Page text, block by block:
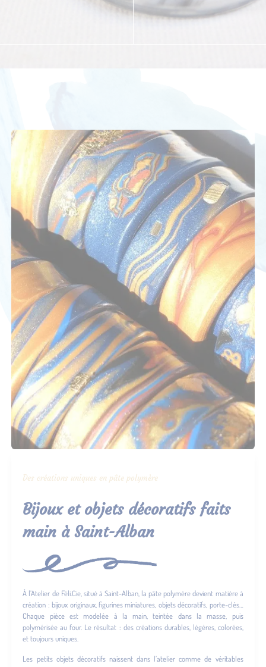
Des créations uniques en pâte polymère
Bijoux et objets décoratifs faits
main à Saint-Alban
À l’Atelier de Féli.Cie, situé à Saint-Alban, la pâte polymère devient matière à
création : bijoux originaux, figurines miniatures, objets décoratifs, porte-clés…
Chaque pièce est modelée à la main, teintée dans la masse, puis
polymérisée au four. Le résultat : des créations durables, légères, colorées,
et toujours uniques.
Les petits objets décoratifs naissent dans l’atelier comme de véritables